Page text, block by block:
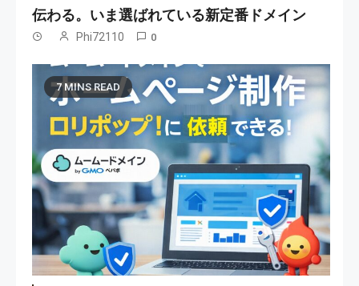
伝わる。いま選ばれている新定番ドメイン
Phi72110 0
7 MINS READ